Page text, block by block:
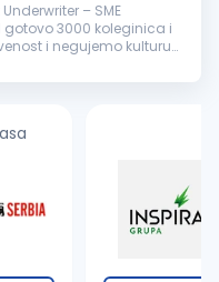
– SME
i negujemo kulturu